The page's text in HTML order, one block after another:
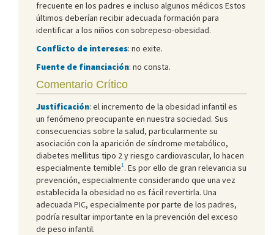
frecuente en los padres e incluso algunos médicos Estos
últimos deberían recibir adecuada formación para
identificar a los niños con sobrepeso-obesidad.
Conflicto de intereses: no exite.
Fuente de financiación: no consta.
Comentario Crítico
Justificación: el incremento de la obesidad infantil es
un fenómeno preocupante en nuestra sociedad. Sus
consecuencias sobre la salud, particularmente su
asociación con la aparición de síndrome metabólico,
diabetes mellitus tipo 2 y riesgo cardiovascular, lo hacen
especialmente temible1. Es por ello de gran relevancia su
prevención, especialmente considerando que una vez
establecida la obesidad no es fácil revertirla. Una
adecuada PIC, especialmente por parte de los padres,
podría resultar importante en la prevención del exceso
de peso infantil.